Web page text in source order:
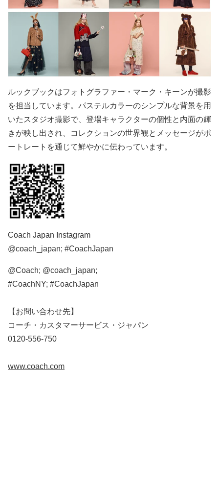
ルックブックはフォトグラファー・マーク・キーンが撮影
を担当しています。パステルカラーのシンプルな背景を用
いたスタジオ撮影で、登場キャラクターの個性と内面の輝
きが映し出され、コレクションの世界観とメッセージがポ
ートレートを通じて鮮やかに伝わっています。
Coach Japan Instagram
@coach_japan; #CoachJapan
@Coach; @coach_japan;
#CoachNY; #CoachJapan
【お問い合わせ先】
コーチ・カスタマーサービス・ジャパン
0120-556-750
www.coach.com